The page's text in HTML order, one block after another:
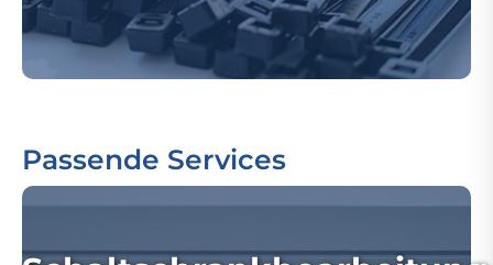
Passende Services